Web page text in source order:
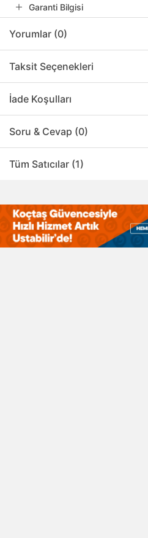
Garanti Bilgisi
Yorumlar (0)
Taksit Seçenekleri
İade Koşulları
Soru & Cevap (0)
Tüm Satıcılar (1)